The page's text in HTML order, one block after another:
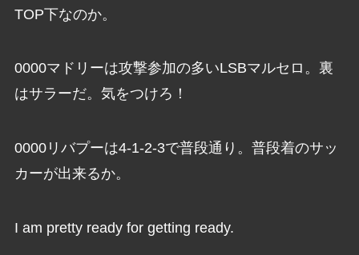
TOP下なのか。
0000マドリーは攻撃参加の多いLSBマルセロ。裏
はサラーだ。気をつけろ！
0000リバプーは4-1-2-3で普段通り。普段着のサッ
カーが出来るか。
I am pretty ready for getting ready.